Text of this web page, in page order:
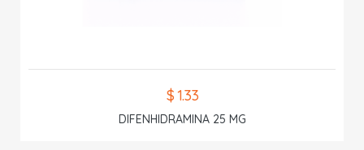
$ 1.33
DIFENHIDRAMINA 25 MG